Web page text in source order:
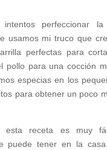
perfeccionar
usamos mi truco que
perfectas para
pollo para una cocción
especias en los
para obtener un poco
esta receta es muy
puede tener en la